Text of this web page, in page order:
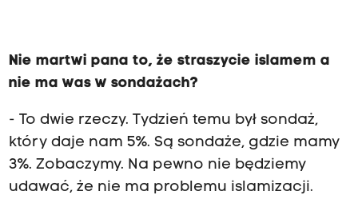
Nie martwi pana to, że straszycie islamem a
nie ma was w sondażach?
- To dwie rzeczy. Tydzień temu był sondaż,
który daje nam 5%. Są sondaże, gdzie mamy
3%. Zobaczymy. Na pewno nie będziemy
udawać, że nie ma problemu islamizacji.